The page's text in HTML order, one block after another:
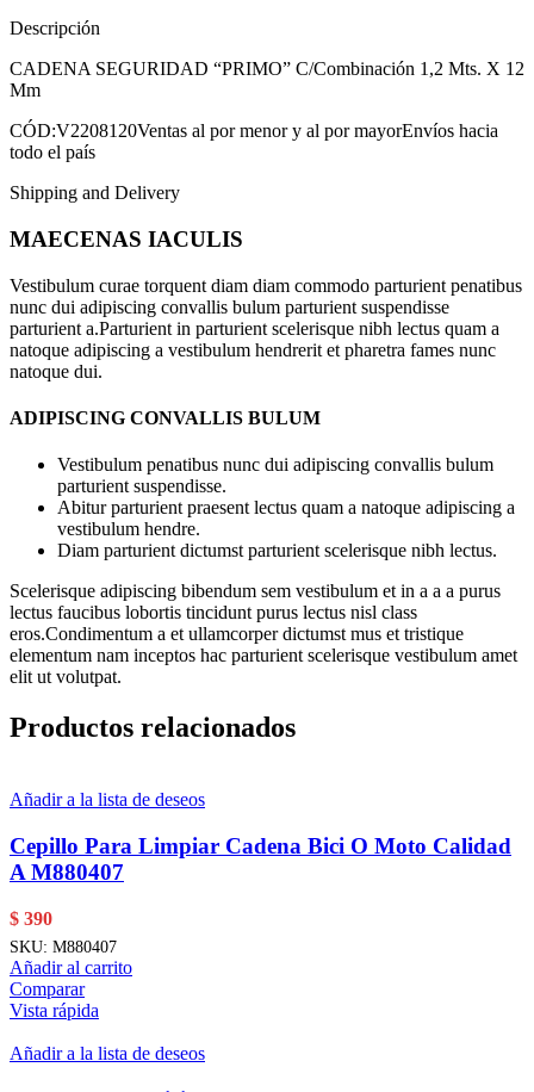
Descripción
CADENA SEGURIDAD “PRIMO” C/Combinación 1,2 Mts. X 12
Mm
CÓD:V2208120Ventas al por menor y al por mayorEnvíos hacia
todo el país
Shipping and Delivery
MAECENAS IACULIS
Vestibulum curae torquent diam diam commodo parturient penatibus
nunc dui adipiscing convallis bulum parturient suspendisse
parturient a.Parturient in parturient scelerisque nibh lectus quam a
natoque adipiscing a vestibulum hendrerit et pharetra fames nunc
natoque dui.
ADIPISCING CONVALLIS BULUM
Vestibulum penatibus nunc dui adipiscing convallis bulum
parturient suspendisse.
Abitur parturient praesent lectus quam a natoque adipiscing a
vestibulum hendre.
Diam parturient dictumst parturient scelerisque nibh lectus.
Scelerisque adipiscing bibendum sem vestibulum et in a a a purus
lectus faucibus lobortis tincidunt purus lectus nisl class
eros.Condimentum a et ullamcorper dictumst mus et tristique
elementum nam inceptos hac parturient scelerisque vestibulum amet
elit ut volutpat.
Productos relacionados
Añadir a la lista de deseos
Cepillo Para Limpiar Cadena Bici O Moto Calidad
A M880407
$ 390
SKU: M880407
Añadir al carrito
Comparar
Vista rápida
Añadir a la lista de deseos